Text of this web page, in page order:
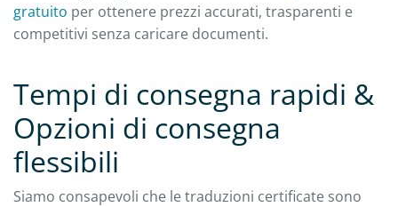
gratuito per ottenere prezzi accurati, trasparenti e
competitivi senza caricare documenti.
Tempi di consegna rapidi &
Opzioni di consegna
flessibili
Siamo consapevoli che le traduzioni certificate sono